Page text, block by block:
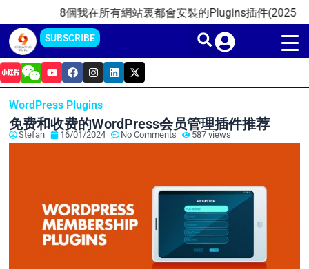
content
8個我在所有網站裏都會安裝的Plugins插件(2025)
SUBSCRIBE
Y
o
u
u
b
e
F
a
c
b
o
o
k
I
n
s
a
g
r
a
L
i
n
i
n
X
-
t
t
e
WordPress Plugins
免费和收费的WordPress会员管理插件推荐
Stefan 16/01/2024 No Comments 587 views